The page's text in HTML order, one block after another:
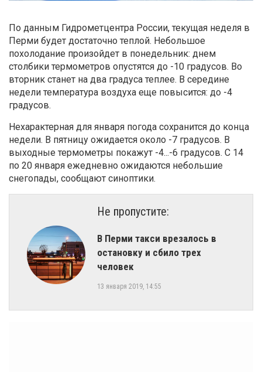
По данным Гидрометцентра России, текущая неделя в
Перми будет достаточно теплой. Небольшое
похолодание произойдет в понедельник: днем
столбики термометров опустятся до -10 градусов. Во
вторник станет на два градуса теплее. В середине
недели температура воздуха еще повысится: до -4
градусов.
Нехарактерная для января погода сохранится до конца
недели. В пятницу ожидается около -7 градусов. В
выходные термометры покажут -4...-6 градусов. С 14
по 20 января ежедневно ожидаются небольшие
снегопады, сообщают синоптики.
Не пропустите:
В Перми такси врезалось в
остановку и сбило трех
человек
13 января 2019, 14:55